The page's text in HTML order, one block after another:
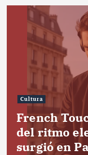
Cultura
French
del ritmo
surgió en